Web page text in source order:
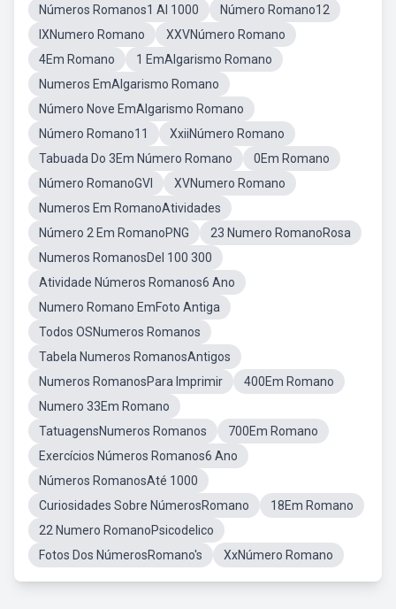
Números Romanos1 Al 1000
Número Romano12
IXNumero Romano
XXVNúmero Romano
4Em Romano
1 EmAlgarismo Romano
Numeros EmAlgarismo Romano
Número Nove EmAlgarismo Romano
Número Romano11
XxiiNúmero Romano
Tabuada Do 3Em Número Romano
0Em Romano
Número RomanoGVI
XVNumero Romano
Numeros Em RomanoAtividades
Número 2 Em RomanoPNG
23 Numero RomanoRosa
Numeros RomanosDel 100 300
Atividade Números Romanos6 Ano
Numero Romano EmFoto Antiga
Todos OSNumeros Romanos
Tabela Numeros RomanosAntigos
Numeros RomanosPara Imprimir
400Em Romano
Numero 33Em Romano
TatuagensNumeros Romanos
700Em Romano
Exercícios Números Romanos6 Ano
Números RomanosAté 1000
Curiosidades Sobre NúmerosRomano
18Em Romano
22 Numero RomanoPsicodelico
Fotos Dos NúmerosRomano's
XxNúmero Romano